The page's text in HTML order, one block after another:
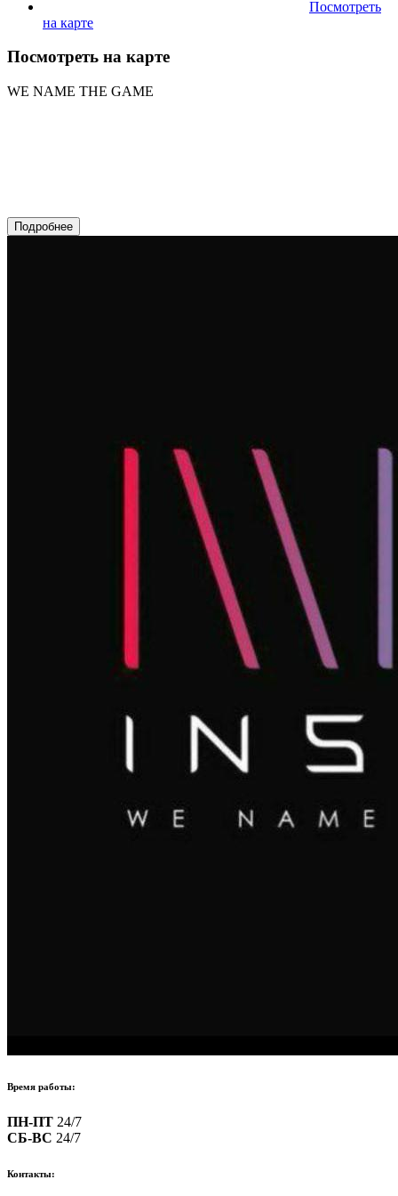
Посмотреть
на карте
Посмотреть на карте
WE NAME THE GAME
Подробнее
Время работы:
ПН-ПТ 24/7
СБ-ВС 24/7
Контакты: